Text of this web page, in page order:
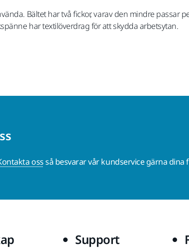
Bältet har två fickor, varav den mindre
har textilöverdrag för att skydda arbetsytan.
ossså besvarar vår kundservice gärna dina
Support